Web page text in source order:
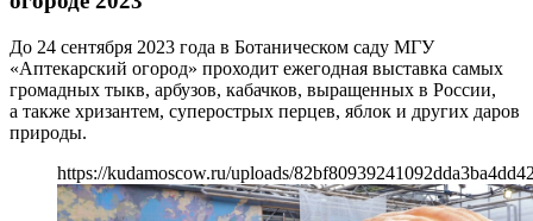
До 24 сентября 2023 года в Ботаническом саду МГУ
«Аптекарский огород» проходит ежегодная выставка самых
громадных тыкв, арбузов, кабачков, выращенных в России,
а также хризантем, суперострых перцев, яблок и других даров
природы.
https://kudamoscow.ru/uploads/